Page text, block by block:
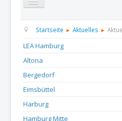
Startseite Über uns
Informationen
Kontakt
Startseite Aktuelles
LEA Hamburg
Altona
Bergedorf
Eimsbüttel
Harburg
Hamburg Mitte